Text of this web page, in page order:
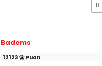
Badems
12123 Puan